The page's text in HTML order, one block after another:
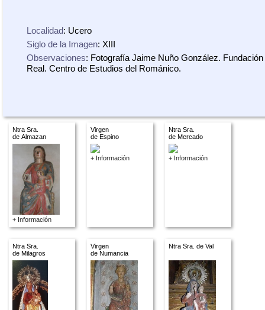
Localidad: Ucero
Siglo de la Imagen: XIII
Observaciones: Fotografía Jaime Nuño González. Fundación
Real. Centro de Estudios del Románico.
Ntra Sra.
de Almazan
+ Información
Virgen
de Espino
+ Información
Ntra Sra.
de Mercado
+ Información
Ntra Sra.
de Milagros
Virgen
de Numancia
Ntra Sra. de Val